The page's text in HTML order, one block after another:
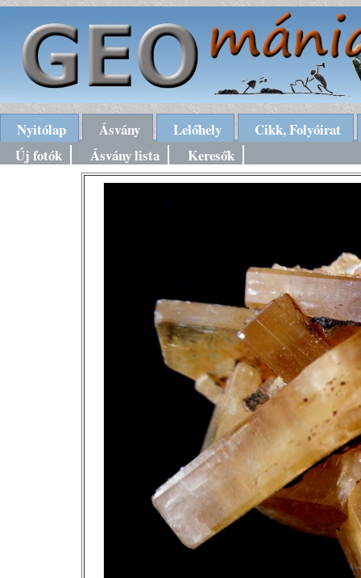
Nyitólap Ásvány Lelőhely
Cikk, Folyóirat
Új fotók
Ásvány lista Keresők